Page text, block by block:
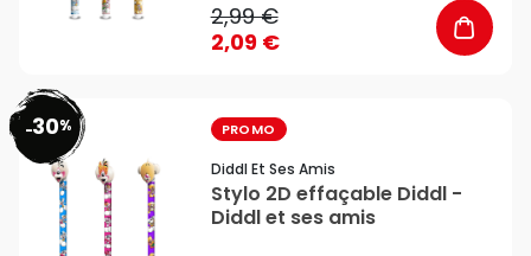
2,99 €
2,09 €
-30% PROMO
Diddl Et Ses Amis
Stylo 2D effaçable Diddl -
Diddl et ses amis